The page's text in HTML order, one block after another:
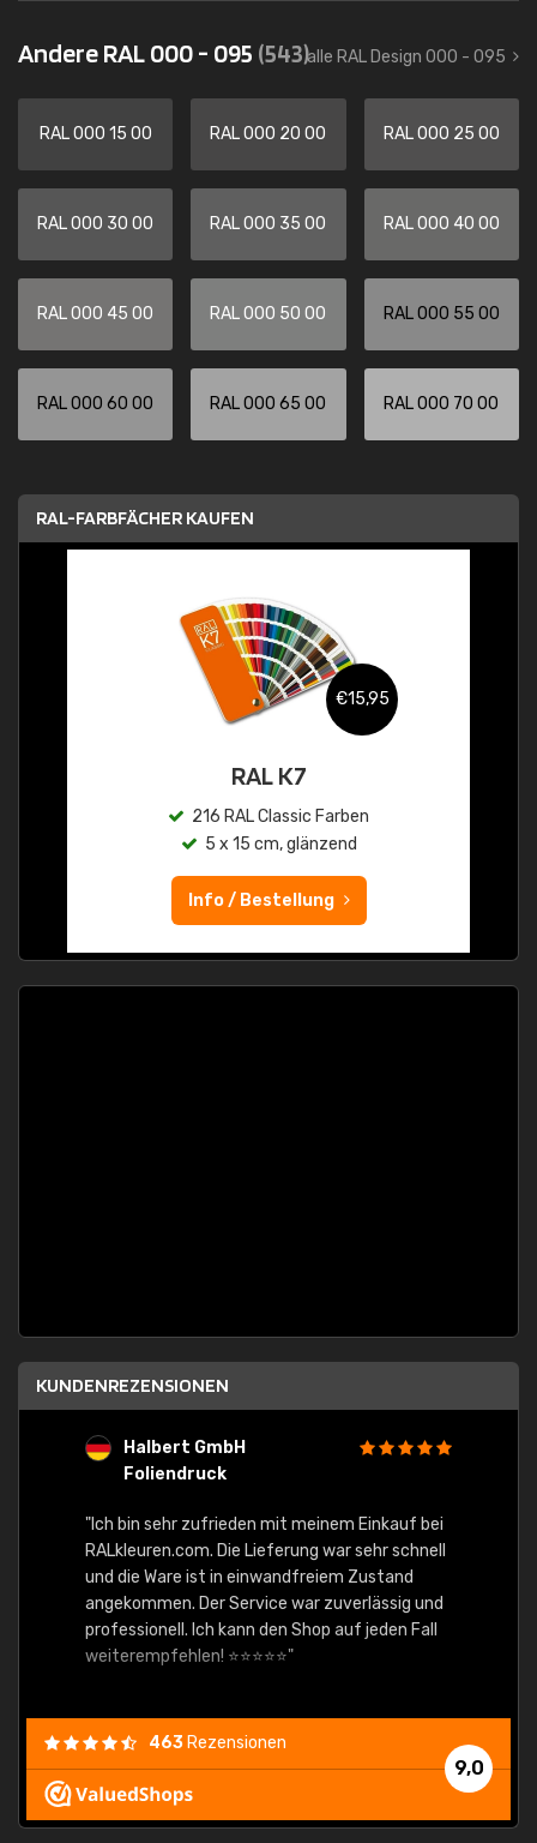
Andere RAL 000 - 095 (543)alle RAL Design 000 - 095
RAL 000 15 00 RAL 000 20 00 RAL 000 25 00
RAL 000 30 00 RAL 000 35 00 RAL 000 40 00
RAL 000 45 00 RAL 000 50 00 RAL 000 55 00
RAL 000 60 00 RAL 000 65 00 RAL 000 70 00
RAL-FARBFÄCHER KAUFEN
€15,95
RAL K7
216 RAL Classic Farben
5 x 15 cm, glänzend
Info / Bestellung
KUNDENREZENSIONEN
Halbert GmbH
Foliendruck
"Ich bin sehr zufrieden mit meinem Einkauf bei
RALkleuren.com. Die Lieferung war sehr schnell
und die Ware ist in einwandfreiem Zustand
angekommen. Der Service war zuverlässig und
professionell. Ich kann den Shop auf jeden Fall
weiterempfehlen! ⭐⭐⭐⭐⭐"
9,0
463 Rezensionen